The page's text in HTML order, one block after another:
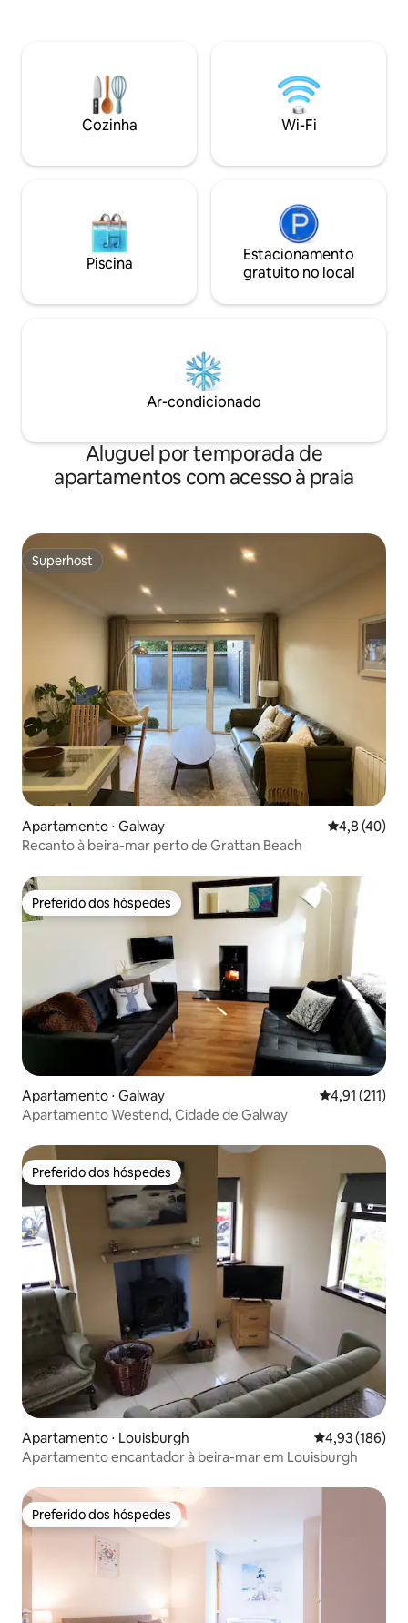
pelos tradicionais pubs/restaurantes
irlandeses, a porta de entrada para o
Burren. Também inúmeros campos de
golfe de alto nível na região.
Cozinha Wi-Fi
Piscina
Estacionamento
gratuito no local
Ar-condicionado
Aluguel por temporada de
apartamentos com acesso à praia
Superhost
Superhost
Apartamento ⋅ Galway 4,8 de uma
4,8 (40)
Recanto à beira-mar perto de Grattan Beach
Preferido dos hóspedes
Preferido dos hóspedes
Apartamento ⋅ Galway 4,91 de uma
4,91 (211)
Apartamento Westend, Cidade de Galway
Preferido dos hóspedes
Preferido dos hóspedes
Apartamento ⋅ Louisburgh 4,93 de uma
4,93 (186)
Apartamento encantador à beira-mar em Louisburgh
Preferido dos hóspedes
Preferido dos hóspedes